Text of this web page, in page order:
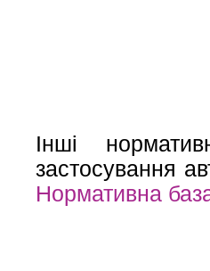
Інші
застосування
Нормативна